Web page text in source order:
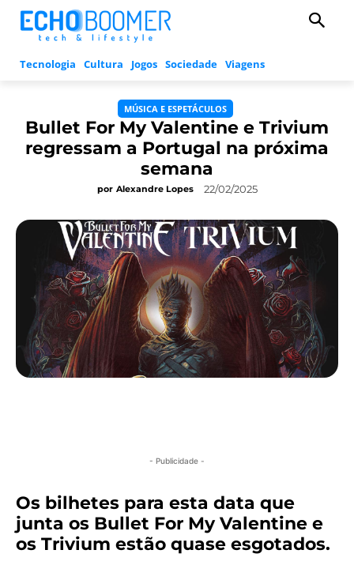
Tecnologia Cultura Jogos Sociedade Viagens
MÚSICA E ESPETÁCULOS
Bullet For My Valentine e Trivium
regressam a Portugal na próxima
semana
por Alexandre Lopes 22/02/2025
- Publicidade -
Os bilhetes para esta data que
junta os Bullet For My Valentine e
os Trivium estão quase esgotados.